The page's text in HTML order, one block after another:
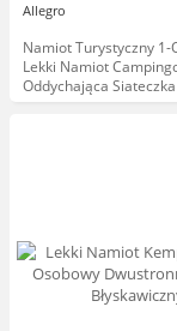
Allegro
Namiot Turystyczny 1-
Lekki Namiot
Oddychająca Siateczka